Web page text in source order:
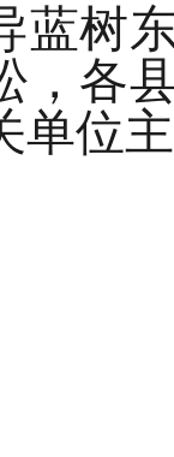
树东
，各
单位